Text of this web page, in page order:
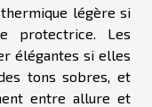
légère si
protectrice. Les
élégantes si elles
tons sobres, et
entre allure et